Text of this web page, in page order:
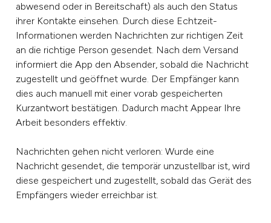
abwesend oder in Bereitschaft) als auch den Status
ihrer Kontakte einsehen. Durch diese Echtzeit-
Informationen werden Nachrichten zur richtigen Zeit
an die richtige Person gesendet. Nach dem Versand
informiert die App den Absender, sobald die Nachricht
zugestellt und geöffnet wurde. Der Empfänger kann
dies auch manuell mit einer vorab gespeicherten
Kurzantwort bestätigen. Dadurch macht Appear Ihre
Arbeit besonders effektiv.
Nachrichten gehen nicht verloren: Wurde eine
Nachricht gesendet, die temporär unzustellbar ist, wird
diese gespeichert und zugestellt, sobald das Gerät des
Empfängers wieder erreichbar ist.